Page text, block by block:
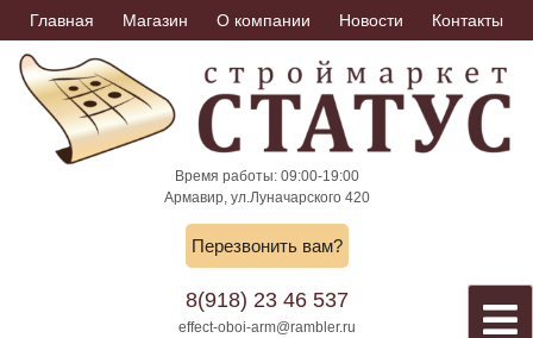
Skip
to
content
Главная Магазин О компании Новости Контакты
Время работы: 09:00-19:00
Армавир, ул.Луначарского 420
Перезвонить вам?
8(918) 23 46 537
effect-oboi-arm@rambler.ru